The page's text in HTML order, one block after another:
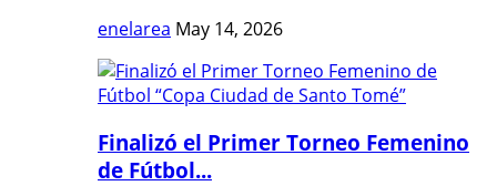
enelarea May 14, 2026
Finalizó el Primer Torneo Femenino
de Fútbol...